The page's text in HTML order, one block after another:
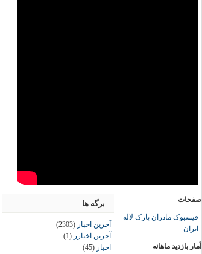
برگه ها
آخرین اخبار (2303)
آخرین اخبارر (1)
اخبار (45)
صفحات
فیسبوک مادران پارک لاله
ایران
آمار بازدید ماهانه